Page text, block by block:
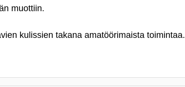
muottiin.
kulissien takana amatöörimaista toimintaa.